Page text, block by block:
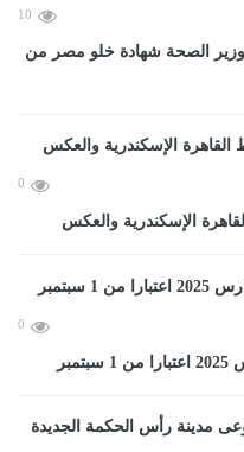
10
وزير الصحة شهادة خلو مصر من
0
الإسكندرية والعكس
0